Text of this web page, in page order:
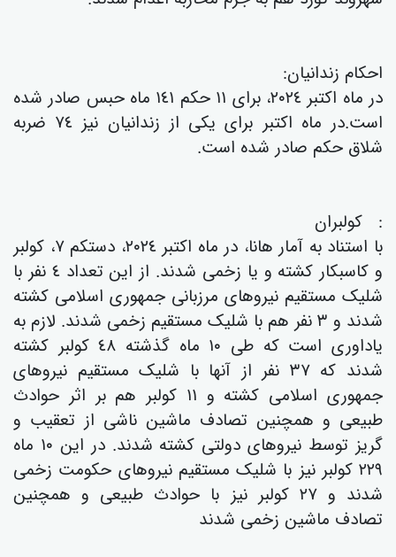
احکام زندانیان:
در ماه اکتبر ٢٠٢٤، برای ١١ حکم ١٤١ ماە حبس صادر شدە
است.در ماە اکتبر برای یکی از زندانیان نیز ٧٤ ضربە
شلاق حکم صادر شدە است.
: کولبران
با استناد به آمار هانا، در ماە اکتبر ٢٠٢٤، دستکم ٧، کولبر
و کاسبکار کشتە و یا زخمی شدند. از این تعداد ٤ نفر با
شلیک مستقیم نیروهای مرزبانی جمهوری اسلامی کشتە
شدند و ٣ نفر هم با شلیک مستقیم زخمی شدند. لازم بە
یاداوری است کە طی ١٠ ماە گذشتە ٤٨ کولبر کشتە
شدند کە ٣٧ نفر از آنها با شلیک مستقیم نیروهای
جمهوری اسلامی کشتە و ١١ کولبر هم بر اثر حوادث
طبیعی و همچنین تصادف ماشین ناشی از تعقیب و
گریز توسط نیروهای دولتی کشتە شدند. در این ١٠ ماە
٢٢٩ کولبر نیز با شلیک مستقیم نیروهای حکومت زخمی
شدند و ٢٧ کولبر نیز با حوادث طبیعی و همچنین
تصادف ماشین زخمی شدند